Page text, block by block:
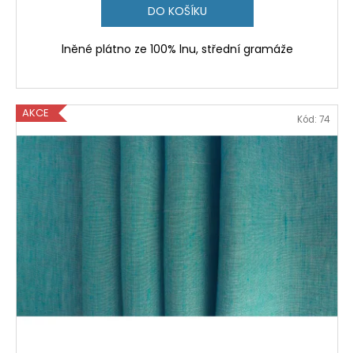
DO KOŠÍKU
lněné plátno ze 100% lnu, střední gramáže
AKCE Kód: 74